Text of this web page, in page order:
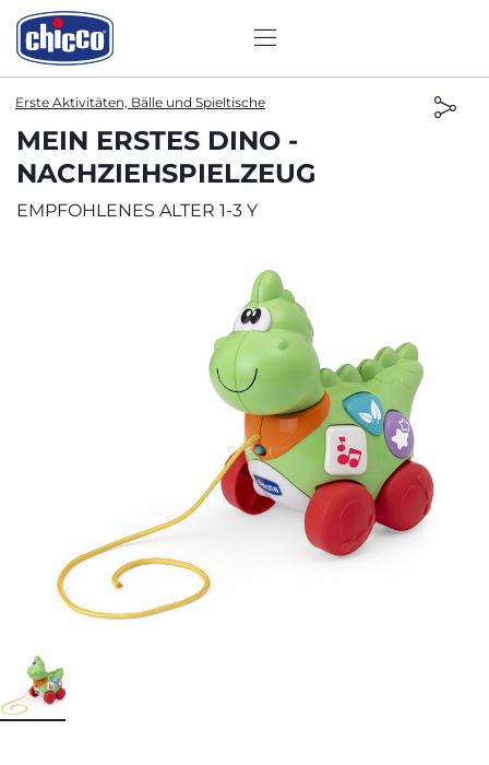
Erste Aktivitäten, Bälle und Spieltische
MEIN ERSTES DINO -
NACHZIEHSPIELZEUG
EMPFOHLENES ALTER 1-3 Y